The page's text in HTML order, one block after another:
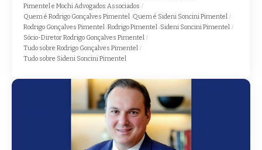
Pimentel e Mochi Advogados Associados
Quem é Rodrigo Gonçalves Pimentel Quem é Sideni Soncini Pimentel
Rodrigo Gonçalves Pimentel Rodrigo Pimentel Sideni Soncini Pimentel
Sócio-Diretor Rodrigo Gonçalves Pimentel
Tudo sobre Rodrigo Gonçalves Pimentel
Tudo sobre Sideni Soncini Pimentel